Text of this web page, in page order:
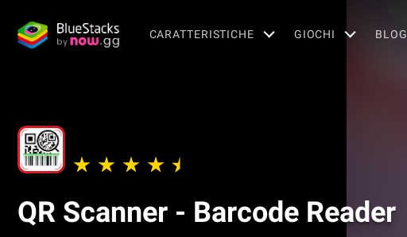
CARATTERISTICHE GIOCHI BLOG
QR Scanner - Barcode Reader